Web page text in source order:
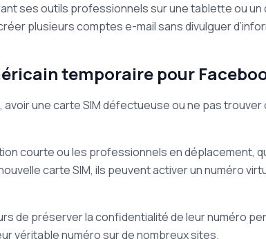
ses outils professionnels sur une tablette ou
plusieurs comptes e-mail sans divulguer
temporaire pour
une carte SIM défectueuse ou ne pas
courte ou les professionnels en déplacement,
carte SIM, ils peuvent activer un numéro
de préserver la confidentialité de leur numéro
véritable numéro sur de nombreux sites.